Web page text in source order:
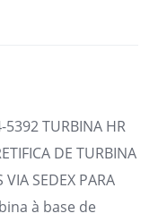
TURBINA HR
DE TURBINA
SEDEX PARA
à base de